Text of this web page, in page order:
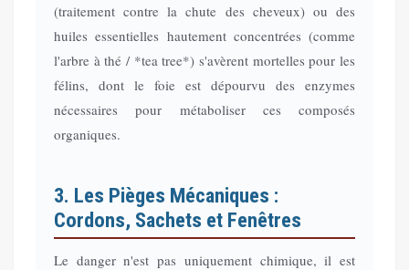
(traitement contre la chute des cheveux) ou des
huiles essentielles hautement concentrées (comme
l'arbre à thé / *tea tree*) s'avèrent mortelles pour les
félins, dont le foie est dépourvu des enzymes
nécessaires pour métaboliser ces composés
organiques.
3. Les Pièges Mécaniques :
Cordons, Sachets et Fenêtres
Le danger n'est pas uniquement chimique, il est